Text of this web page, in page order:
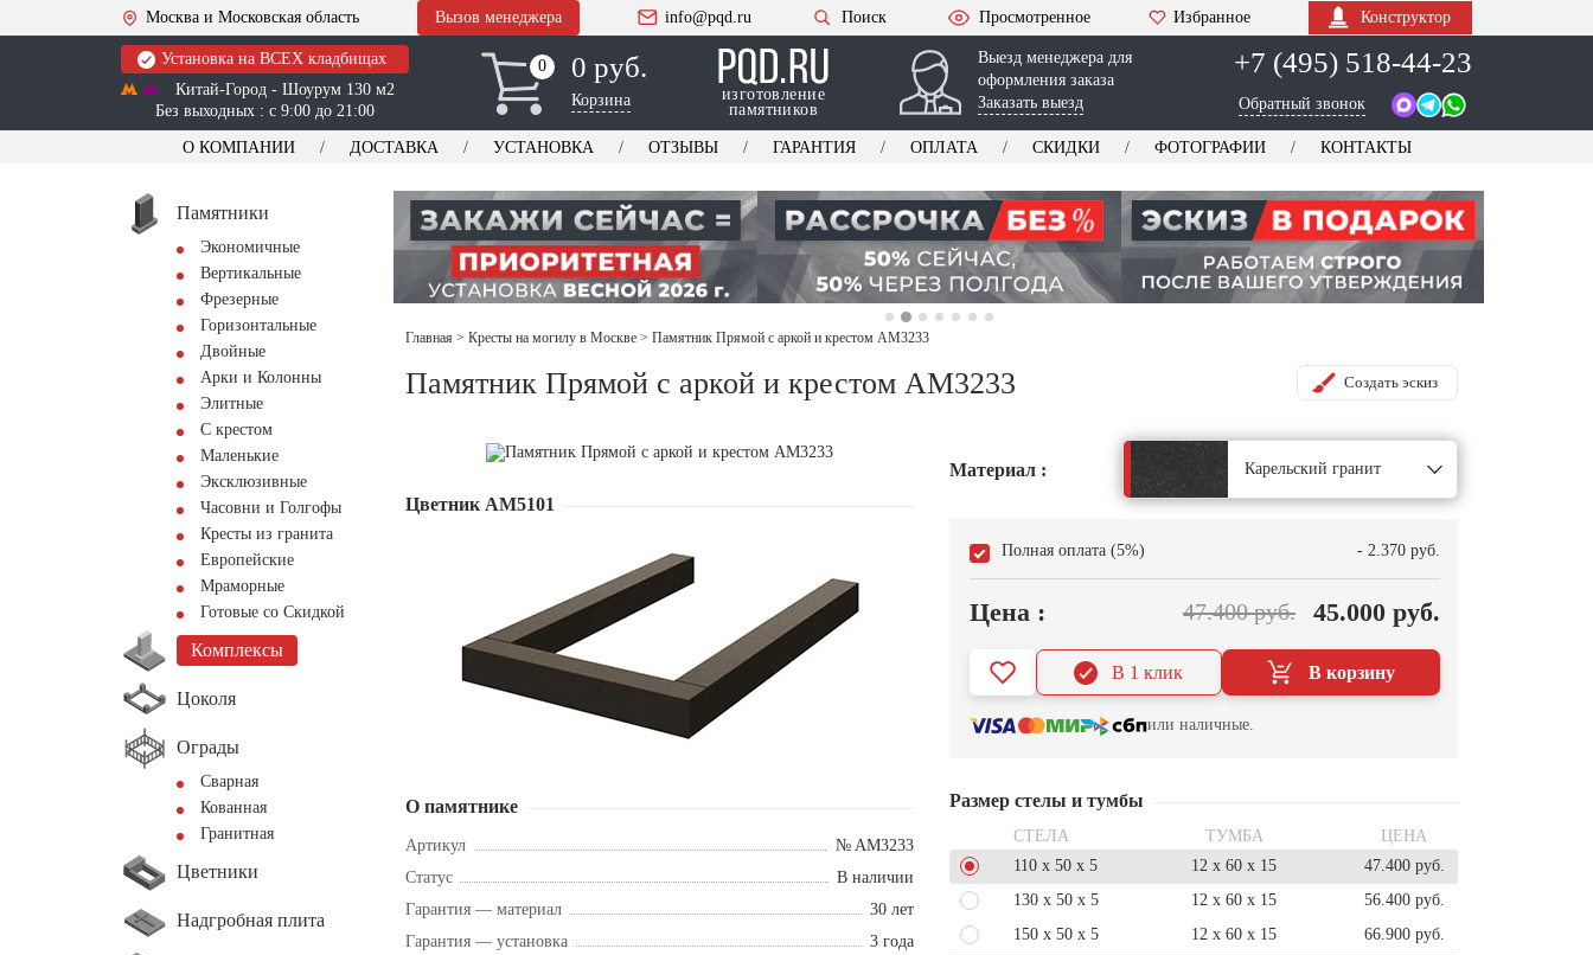
Москва и Московская область Вызов менеджера info@pqd.ru Поиск Просмотренное Избранное Конструктор
Установка на ВСЕХ кладбищах
Китай-Город - Шоурум 130 м2
Без выходных : с 9:00 до 21:00
0
0 0 руб.
Корзина
изготовление
памятников
Выезд менеджера для
оформления заказа
Заказать выезд
+7 (495) 518-44-23
Обратный звонок
О КОМПАНИИ ДОСТАВКА УСТАНОВКА ОТЗЫВЫ ГАРАНТИЯ ОПЛАТА СКИДКИ ФОТОГРАФИИ КОНТАКТЫ
Памятники
Экономичные
Вертикальные
Фрезерные
Горизонтальные
Двойные
Арки и Колонны
Элитные
С крестом
Маленькие
Эксклюзивные
Часовни и Голгофы
Кресты из гранита
Европейские
Мраморные
Готовые со Скидкой
Комплексы
Цоколя
Ограды
Сварная
Кованная
Гранитная
Цветники
Надгробная плита
Главная > Кресты на могилу в Москве > Памятник Прямой с аркой и крестом AM3233
Памятник Прямой с аркой и крестом AM3233 Создать эскиз
Цветник АМ5101
О памятнике
Артикул
№ AM3233
Статус
В наличии
Гарантия — материал
30 лет
Гарантия — установка
3 года
Материал : Карельский гранит
Полная оплата (5%) - 2.370 руб.
Цена : 47.400 руб. 45.000 руб.
В корзину
В 1 клик
или наличные.
Размер стелы и тумбы
СТЕЛА ТУМБА
ЦЕНА
110 x 50 x 5
12 x 60 x 15
47.400 руб.
130 x 50 x 5
12 x 60 x 15
56.400 руб.
150 x 50 x 5
12 x 60 x 15 66.900 руб.